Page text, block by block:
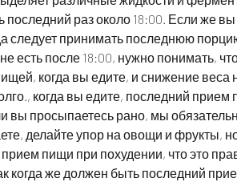
последний раз около 18:00. Если же
следует принимать последнюю
есть после 18:00, нужно понимать,
когда вы едите, и снижение веса
когда вы едите, последний
вы просыпаетесь рано, мы
делайте упор на овощи и фрукты,
пищи при похудении, что это
когда же должен быть последний